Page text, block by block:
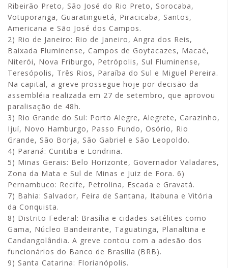
Ribeirão Preto, São José do Rio Preto, Sorocaba,
Votuporanga, Guaratinguetá, Piracicaba, Santos,
Americana e São José dos Campos.
2) Rio de Janeiro: Rio de Janeiro, Angra dos Reis,
Baixada Fluminense, Campos de Goytacazes, Macaé,
Niterói, Nova Friburgo, Petrópolis, Sul Fluminense,
Teresópolis, Três Rios, Paraíba do Sul e Miguel Pereira.
Na capital, a greve prossegue hoje por decisão da
assembléia realizada em 27 de setembro, que aprovou
paralisação de 48h.
3) Rio Grande do Sul: Porto Alegre, Alegrete, Carazinho,
Ijuí, Novo Hamburgo, Passo Fundo, Osório, Rio
Grande, São Borja, São Gabriel e São Leopoldo.
4) Paraná: Curitiba e Londrina.
5) Minas Gerais: Belo Horizonte, Governador Valadares,
Zona da Mata e Sul de Minas e Juiz de Fora. 6)
Pernambuco: Recife, Petrolina, Escada e Gravatá.
7) Bahia: Salvador, Feira de Santana, Itabuna e Vitória
da Conquista.
8) Distrito Federal: Brasília e cidades-satélites como
Gama, Núcleo Bandeirante, Taguatinga, Planaltina e
Candangolândia. A greve contou com a adesão dos
funcionários do Banco de Brasília (BRB).
9) Santa Catarina: Florianópolis.